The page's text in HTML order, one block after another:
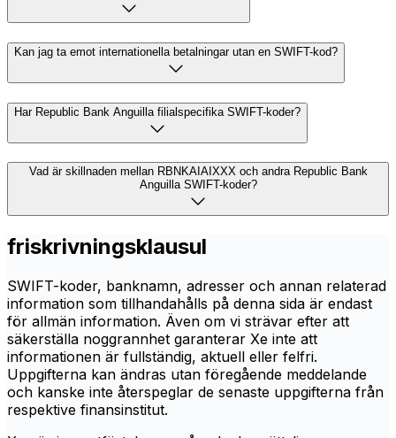
Kan jag ta emot internationella betalningar utan en SWIFT-kod?
Har Republic Bank Anguilla filialspecifika SWIFT-koder?
Vad är skillnaden mellan RBNKAIAIXXX och andra Republic Bank
Anguilla SWIFT-koder?
friskrivningsklausul
SWIFT-koder, banknamn, adresser och annan relaterad
information som tillhandahålls på denna sida är endast
för allmän information. Även om vi strävar efter att
säkerställa noggrannhet garanterar Xe inte att
informationen är fullständig, aktuell eller felfri.
Uppgifterna kan ändras utan föregående meddelande
och kanske inte återspeglar de senaste uppgifterna från
respektive finansinstitut.